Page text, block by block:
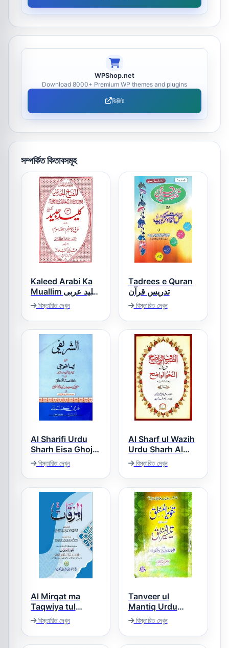
WPShop.net
Download 8000+ Premium WP themes and plugins
ভিজিট
সম্পর্কিত কিতাবসমূহ
Kaleed Arabi Ka
Muallim کلید عربی
کامعلم
বিস্তারিত দেখুন
Tadrees e Quran
تدریس قرآن
বিস্তারিত দেখুন
Al Sharifi Urdu
Sharh Eisa Ghoji
الشریفی اردو شرح
ایساغوجی
বিস্তারিত দেখুন
Al Sharf ul Wazih
Urdu Sharh Al
Nahw ul Wazih
الشرف الواضح اردو
شرح النحو الواضح
বিস্তারিত দেখুন
Al Mirqat ma
Taqwiya tul
Mirqat المرقاۃ مع
تقویۃ المرقاۃ
বিস্তারিত দেখুন
Tanveer ul
Mantiq Urdu
Sharh Taiseer Ul
Mantiq تنویر
المنطق اردو شرح
বিস্তারিত দেখুন